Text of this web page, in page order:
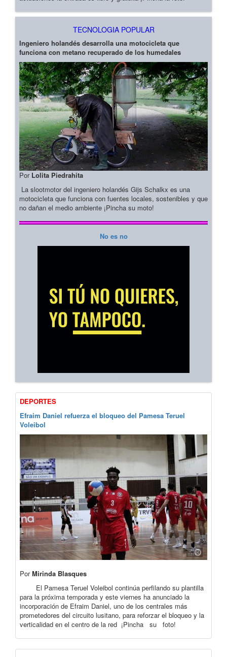
TECNOLOGIA POPULAR
Ingeniero holandés desarrolla una motocicleta que
funciona con metano recuperado de los humedales
Por Lolita Piedrahita
La slootmotor del ingeniero holandés Gijs Schalkx es una
motocicleta que funciona con fuentes locales, sostenibles y que
no dañan el medio ambiente ¡Pincha su moto!
No es no
DEPORTES
Efraim Daniel refuerza el bloqueo del Pamesa Teruel
Voleibol
PorMirinda Blasques
El Pamesa Teruel Voleibol continúa perfilando su plantilla
para la próxima temporada y este viernes ha anunciado la
incorporación de Efraim Daniel, uno de los centrales más
prometedores del circuito lusitano, para reforzar el bloqueo y la
verticalidad en el centro de la red ¡Pincha su foto!